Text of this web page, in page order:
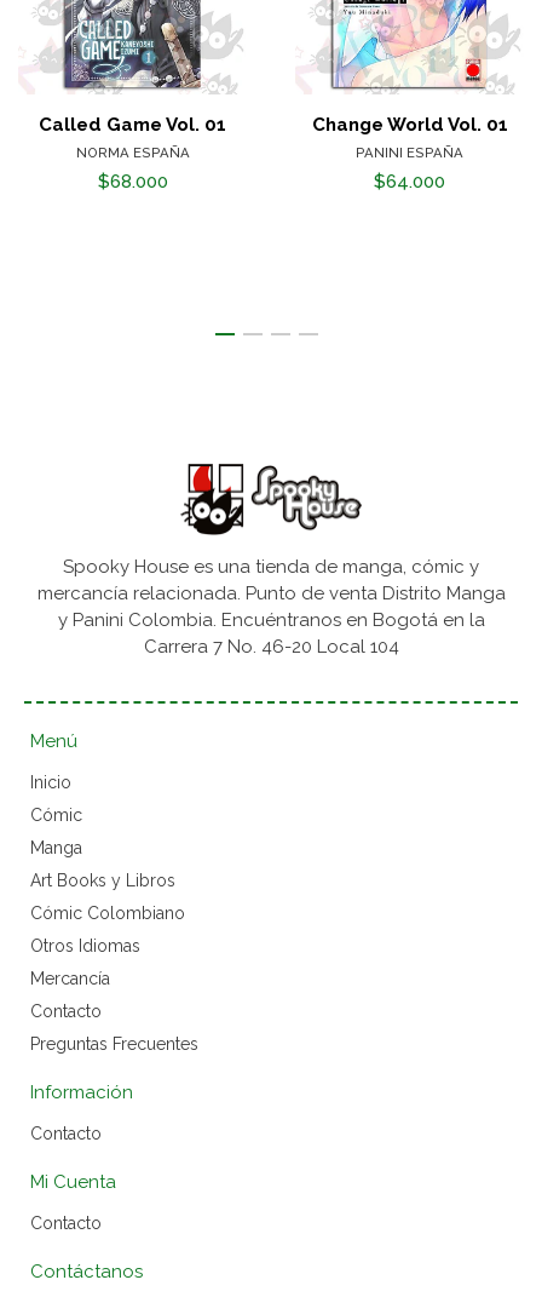
Called Game Vol. 01
NORMA ESPAÑA
$68.000
Change World Vol. 01
PANINI ESPAÑA
$64.000
Spooky House es una tienda de manga, cómic y
mercancía relacionada. Punto de venta Distrito Manga
y Panini Colombia. Encuéntranos en Bogotá en la
Carrera 7 No. 46-20 Local 104
Menú
Inicio
Cómic
Manga
Art Books y Libros
Cómic Colombiano
Otros Idiomas
Mercancía
Contacto
Preguntas Frecuentes
Información
Contacto
Mi Cuenta
Contacto
Contáctanos